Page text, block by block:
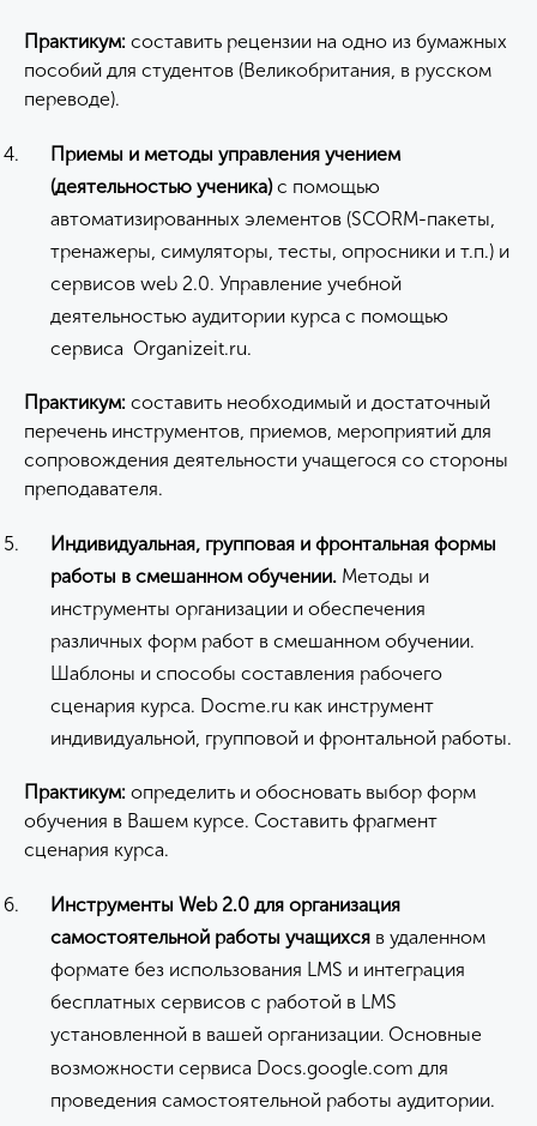
Практикум: составить рецензии на одно из бумажных
пособий для студентов (Великобритания, в русском
переводе).
Приемы и методы управления учением
(деятельностью ученика)с помощью
автоматизированных элементов (SCORM-пакеты,
тренажеры, симуляторы, тесты, опросники и т.п.) и
сервисов web 2.0. Управление учебной
деятельностью аудитории курса с помощью
сервиса Organizeit.ru.
Практикум: составить необходимый и достаточный
перечень инструментов, приемов, мероприятий для
сопровождения деятельности учащегося со стороны
преподавателя.
Индивидуальная, групповая и фронтальная формы
работы в смешанном обучении. Методы и
инструменты организации и обеспечения
различных форм работ в смешанном обучении.
Шаблоны и способы составления рабочего
сценария курса. Docme.ru как инструмент
индивидуальной, групповой и фронтальной работы.
Практикум: определить и обосновать выбор форм
обучения в Вашем курсе. Составить фрагмент
сценария курса.
Инструменты Web2.0 для организация
самостоятельной работы учащихся в удаленном
формате без использования LMS и интеграция
бесплатных сервисов с работой в LMS
установленной в вашей организации Основные
возможности сервиса Docs.google.com для
проведения самостоятельной работы аудитории.